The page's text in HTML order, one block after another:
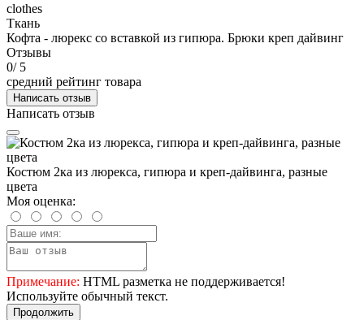
clothes
Ткань
Кофта - люрекс со вставкой из гипюра. Брюки креп дайвинг
Отзывы
0/ 5
средний рейтинг товара
Написать отзыв
Написать отзыв
Костюм 2ка из люрекса, гипюра и креп-дайвинга, разные
цвета
Моя оценка:
Примечание: HTML разметка не поддерживается!
Используйте обычный текст.
Продолжить